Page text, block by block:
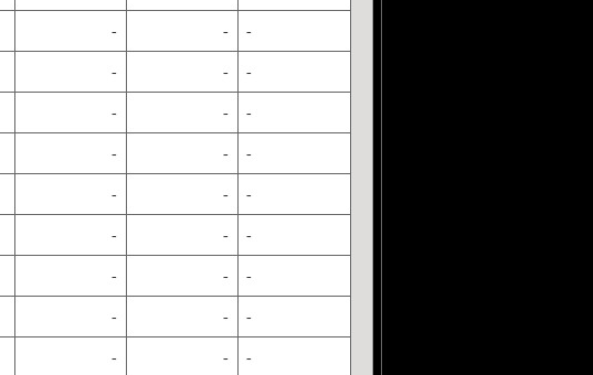
- - -
- - -
- - -
- - -
- - -
- - -
- - -
- - -
- - -